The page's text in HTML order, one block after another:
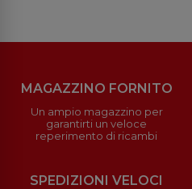
MAGAZZINO FORNITO
Un ampio magazzino per
garantirti un veloce
reperimento di ricambi
SPEDIZIONI VELOCI